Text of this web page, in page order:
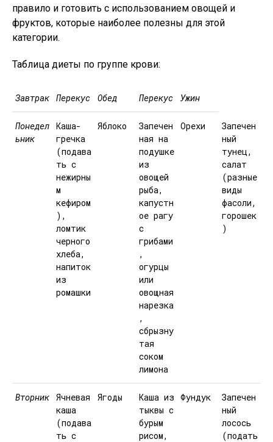
правило и готовить с использованием овощей и
фруктов, которые наиболее полезны для этой
категории.
Таблица диеты по группе крови:
Завтрак Перекус Обед Перекус Ужин
Понедел
ьник
Каша-
гречка
(подава
ть с
нежирны
м
кефиром
),
ломтик
черного
хлеба,
напиток
из
ромашки
Яблоко
Запечен
ная на
подушке
из
овощей
рыба,
капустн
ое рагу
с
грибами
,
огурцы
или
овощная
нарезка
,
сбрызну
тая
соком
лимона
Орехи
Запечен
ный
тунец,
салат
(разные
виды
фасоли,
горошек
)
Вторник Ячневая
каша
(подава
ть с
Ягоды
Каша из
тыквы с
бурым
рисом,
Фундук
Запечен
ный
лосось
(подать